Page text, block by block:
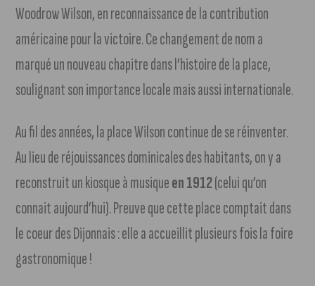
Woodrow Wilson, en reconnaissance de la contribution
américaine pour la victoire. Ce changement de nom a
marqué un nouveau chapitre dans l’histoire de la place,
soulignant son importance locale mais aussi internationale.
Au fil des années, la place Wilson continue de se réinventer.
Au lieu de réjouissances dominicales des habitants, on y a
reconstruit un kiosque à musiqueen 1912(celui qu’on
connait aujourd’hui). Preuve que cette place comptait dans
le coeur des Dijonnais : elle a accueillit plusieurs fois la foire
gastronomique !